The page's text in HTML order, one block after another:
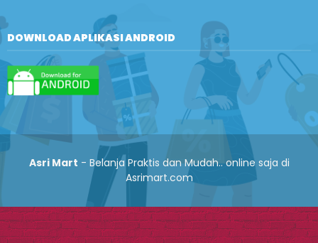
DOWNLOAD APLIKASI ANDROID
Asri Mart - Belanja Praktis dan Mudah.. online saja di
Asrimart.com